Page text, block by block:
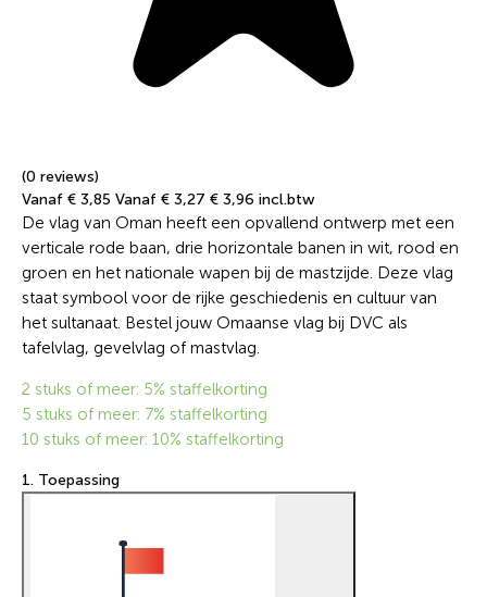
(0 reviews)
Vanaf € 3,85 Vanaf € 3,27 € 3,96 incl.btw
De vlag van Oman heeft een opvallend ontwerp met een
verticale rode baan, drie horizontale banen in wit, rood en
groen en het nationale wapen bij de mastzijde. Deze vlag
staat symbool voor de rijke geschiedenis en cultuur van
het sultanaat. Bestel jouw Omaanse vlag bij DVC als
tafelvlag, gevelvlag of mastvlag.
2 stuks of meer: 5% staffelkorting
5 stuks of meer: 7% staffelkorting
10 stuks of meer: 10% staffelkorting
1. Toepassing